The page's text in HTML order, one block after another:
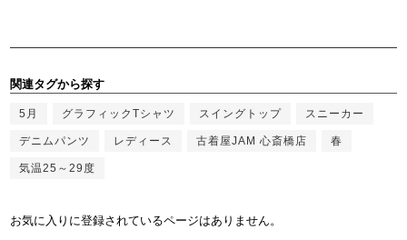
関連タグから探す
5月 グラフィックTシャツ スイングトップ スニーカー
デニムパンツ レディース 古着屋JAM 心斎橋店 春
気温25～29度
お気に入りに登録されているページはありません。